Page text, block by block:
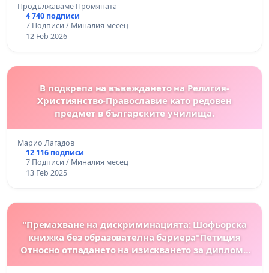
Продължаваме Промяната
4 740 подписи
7 Подписи / Миналия месец
12 Feb 2026
В подкрепа на въвеждането на Религия-
Християнство-Православие като редовен
предмет в българските училища.
Марио Лагадов
12 116 подписи
7 Подписи / Миналия месец
13 Feb 2025
"Премахване на дискриминацията: Шофьорска
книжка без образователна бариера"Петиция
Относно отпадането на изискването за диплома